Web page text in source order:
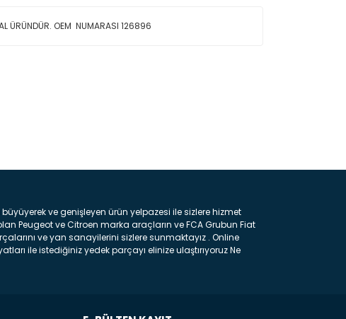
ÜRÜNDÜR. OEM NUMARASI 126896
ve genişleyen ürün yelpazesi ile sizlere hizmet
Peugeot ve Citroen marka araçların ve FCA Grubun Fiat
ve yan sanayilerini sizlere sunmaktayız . Online
ile istediğiniz yedek parçayı elinize ulaştırıyoruz Ne
olan kaporta aksam parçasıdır. Çamurluk :
frenleme ana elemanıdır . Hangi Araçlara Yedek Parça